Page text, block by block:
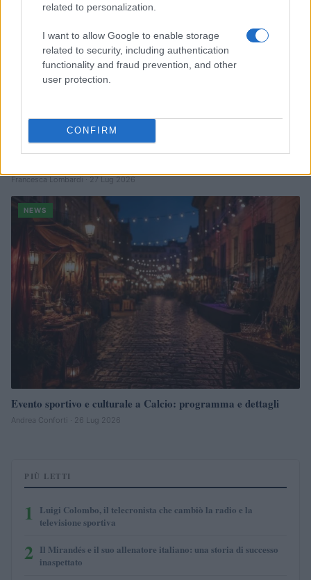
related to personalization.
I want to allow Google to enable storage
related to security, including authentication
functionality and fraud prevention, and other
user protection.
CONFIRM
Quando il gioco di squadra insegna a vivere: calcio, storia e
Francesca Lombardi · 27 Lug 2026
NEWS
Evento sportivo e culturale a Calcio: programma e dettagli
Andrea Conforti · 26 Lug 2026
PIÙ LETTI
1
Luigi Colombo, il telecronista che cambiò la radio e la
televisione sportiva
2 Il Mirandés e il suo allenatore italiano: una storia di successo
inaspettato